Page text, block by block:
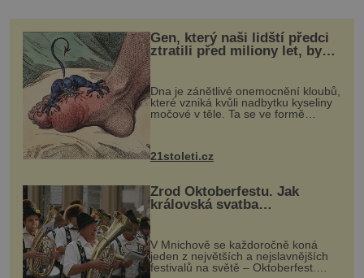
Gen, který naši lidští předci
ztratili před miliony let, by
mohl pomoci s léčbou
„nemoci králů“
Dna je zánětlivé onemocnění kloubů,
které vzniká kvůli nadbytku kyseliny
močové v těle. Ta se ve formě
nohou, a způsobuje bole...
21stoleti.cz
Zrod Oktoberfestu. Jak
královská svatba
odstartovala největší pivní
festival světa
V Mnichově se každoročně koná
jeden z největších a nejslavnějších
festivalů na světě – Oktoberfest.